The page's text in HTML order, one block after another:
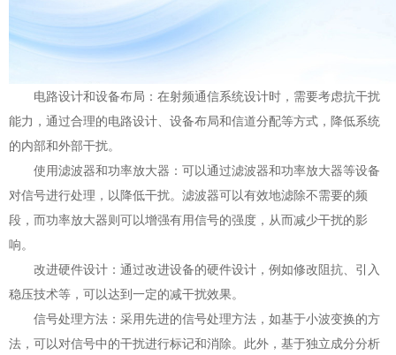
电路设计和设备布局：在射频通信系统设计时，需要考虑抗干扰
能力，通过合理的电路设计、设备布局和信道分配等方式，降低系统
的内部和外部干扰。
使用滤波器和功率放大器：可以通过滤波器和功率放大器等设备
对信号进行处理，以降低干扰。滤波器可以有效地滤除不需要的频
段，而功率放大器则可以增强有用信号的强度，从而减少干扰的影
响。
改进硬件设计：通过改进设备的硬件设计，例如修改阻抗、引入
稳压技术等，可以达到一定的减干扰效果。
信号处理方法：采用先进的信号处理方法，如基于小波变换的方
法，可以对信号中的干扰进行标记和消除。此外，基于独立成分分析